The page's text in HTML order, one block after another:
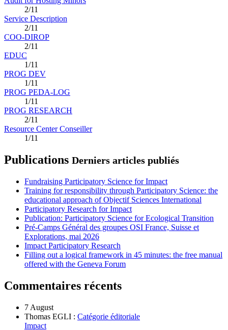
2/11
Service Description
2/11
COO-DIROP
2/11
EDUC
1/11
PROG DEV
1/11
PROG PEDA-LOG
1/11
PROG RESEARCH
2/11
Resource Center Conseiller
1/11
Publications Derniers articles publiés
Fundraising Participatory Science for Impact
Training for responsibility through Participatory Science: the
educational approach of Objectif Sciences International
Participatory Research for Impact
Publication: Participatory Science for Ecological Transition
Pré-Camps Général des groupes OSI France, Suisse et
Explorations, mai 2026
Impact Participatory Research
Filling out a logical framework in 45 minutes: the free manual
offered with the Geneva Forum
Commentaires récents
7 August
Thomas EGLI : Catégorie éditoriale
Impact